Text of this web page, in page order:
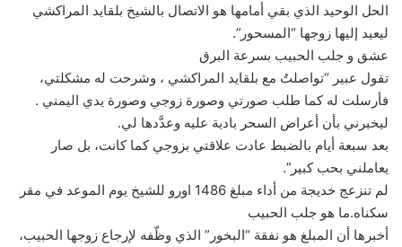
الحل الوحيد الذي بقي أمامها هو الاتصال بالشيخ بلقايد المراكشي
ليعيد إليها زوجها “المسحور”.
عشق و جلب الحبيب بسرعة البرق
تقول عبير “تواصلتُ مع بلقايد المراكشي ، وشرحت له مشكلتي،
فأرسلت له كما طلب صورتي وصورة زوجي وصورة يدي اليمني .
ليخبرني بأن أعراض السحر بادية عليه وعدَّدها لي.
بعد سبعة أيام بالضبط عادت علاقتي بزوجي كما كانت، بل صار
يعاملني بحب كبير”.
لم تنزعج خديجة من أداء مبلغ 1486 اورو للشيخ يوم الموعد في مقر
سكناه.ما هو جلب الحبيب
أخبرها أن المبلغ هو نفقة “البخور” الذي وظّفه لإرجاع زوجها الحبيب،